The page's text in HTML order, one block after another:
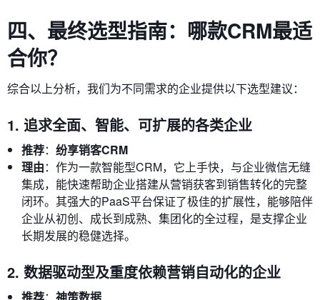
四、最终选型指南：哪款CRM最适
合你？
综合以上分析，我们为不同需求的企业提供以下选型建议：
1. 追求全面、智能、可扩展的各类企业
推荐： 纷享销客CRM
理由：作为一款智能型CRM，它上手快，与企业微信无缝
集成，能快速帮助企业搭建从营销获客到销售转化的完整
闭环。其强大的PaaS平台保证了极佳的扩展性，能够陪伴
企业从初创、成长到成熟、集团化的全过程，是支撑企业
长期发展的稳健选择。
2. 数据驱动型及重度依赖营销自动化的企业